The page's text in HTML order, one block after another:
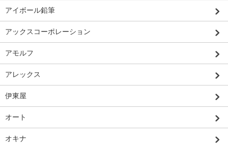
アイボール鉛筆
アックスコーポレーション
アモルフ
アレックス
伊東屋
オート
オキナ